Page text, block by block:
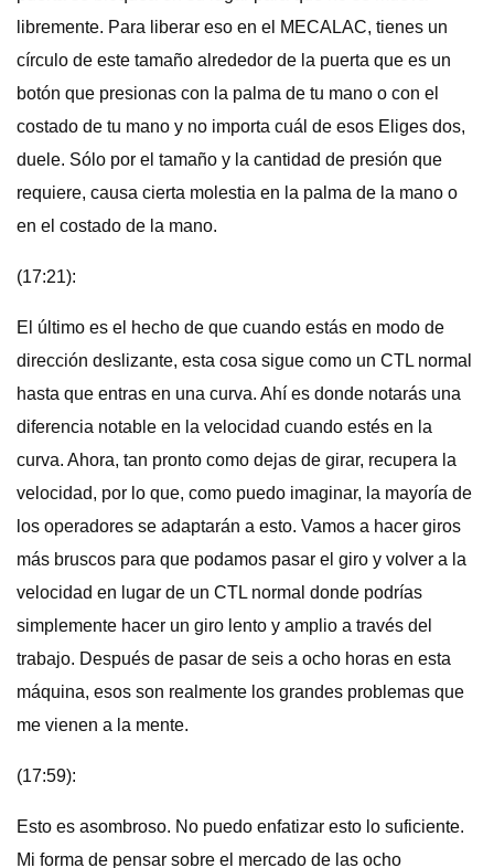
libremente. Para liberar eso en el MECALAC, tienes un
círculo de este tamaño alrededor de la puerta que es un
botón que presionas con la palma de tu mano o con el
costado de tu mano y no importa cuál de esos Eliges dos,
duele. Sólo por el tamaño y la cantidad de presión que
requiere, causa cierta molestia en la palma de la mano o
en el costado de la mano.
(17:21):
El último es el hecho de que cuando estás en modo de
dirección deslizante, esta cosa sigue como un CTL normal
hasta que entras en una curva. Ahí es donde notarás una
diferencia notable en la velocidad cuando estés en la
curva. Ahora, tan pronto como dejas de girar, recupera la
velocidad, por lo que, como puedo imaginar, la mayoría de
los operadores se adaptarán a esto. Vamos a hacer giros
más bruscos para que podamos pasar el giro y volver a la
velocidad en lugar de un CTL normal donde podrías
simplemente hacer un giro lento y amplio a través del
trabajo. Después de pasar de seis a ocho horas en esta
máquina, esos son realmente los grandes problemas que
me vienen a la mente.
(17:59):
Esto es asombroso. No puedo enfatizar esto lo suficiente.
Mi forma de pensar sobre el mercado de las ocho